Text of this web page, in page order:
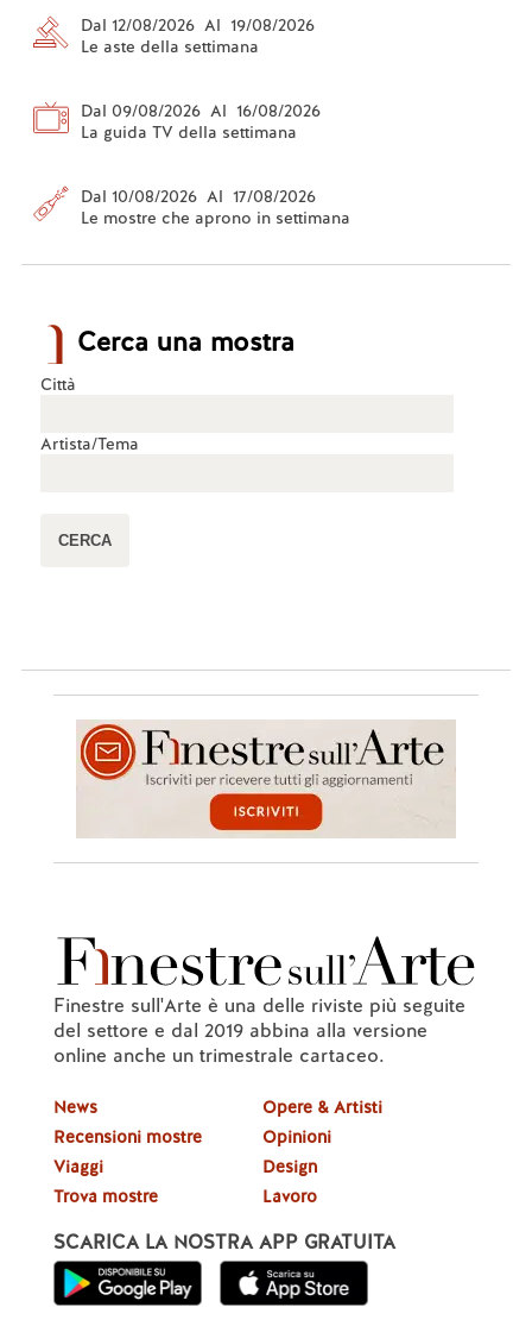
Dal 12/08/2026 Al 19/08/2026
Le aste della settimana
Dal 09/08/2026 Al 16/08/2026
La guida TV della settimana
Dal 10/08/2026 Al 17/08/2026
Le mostre che aprono in settimana
Cerca una mostra
Città
Artista/Tema
Finestre sull'Arte è una delle riviste più seguite
del settore e dal 2019 abbina alla versione
online anche un trimestrale cartaceo.
News
Recensioni mostre
Viaggi
Trova mostre
Opere & Artisti
Opinioni
Design
Lavoro
SCARICA LA NOSTRA APP GRATUITA